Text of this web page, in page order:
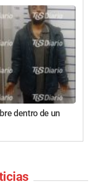
dentro de un